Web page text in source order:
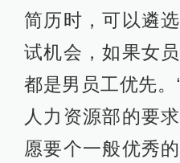
简历时，可以遴
试机会，如果女
都是男员工优先
人力资源部的要
愿要个一般优秀